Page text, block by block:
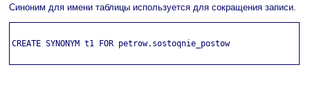
Синоним для имени таблицы используется для сокращения записи.
CREATE SYNONYM t1 FOR petrow.sostoqnie_postow